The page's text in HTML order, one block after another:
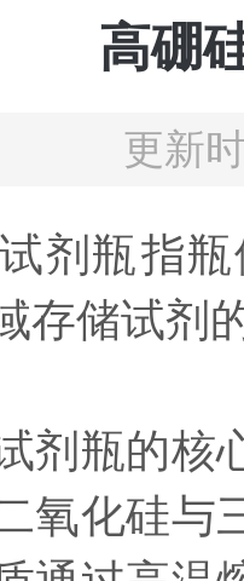
高硼
更新
瓶‌指瓶
存储试剂
瓶的核心
氧化硅与